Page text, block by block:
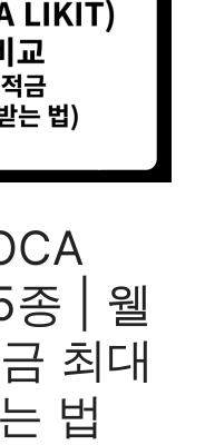
종 | 웰
최대
법